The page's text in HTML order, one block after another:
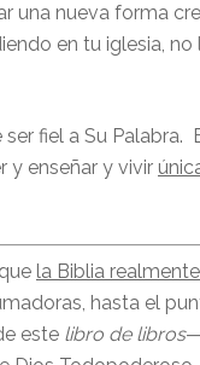
una nueva forma
en tu iglesia,
fiel a Su Palabra.
y enseñar y vivir
la Biblia
hasta el
este libro de libros